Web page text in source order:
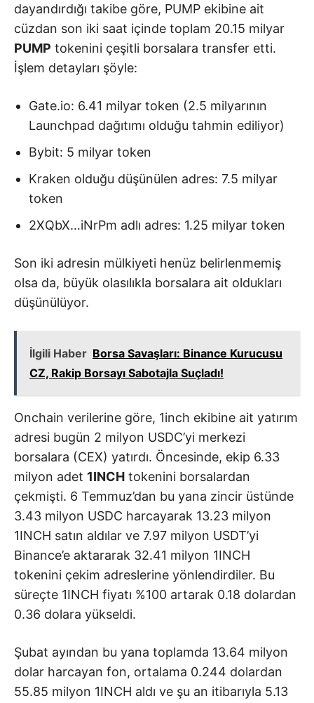
dayandırdığı takibe göre, PUMP ekibine ait
cüzdan son iki saat içinde toplam 20.15 milyar
PUMP tokenini çeşitli borsalara transfer etti.
İşlem detayları şöyle:
Gate.io: 6.41 milyar token (2.5 milyarının
Launchpad dağıtımı olduğu tahmin ediliyor)
Bybit: 5 milyar token
Kraken olduğu düşünülen adres: 7.5 milyar
token
2XQbX…iNrPm adlı adres: 1.25 milyar token
Son iki adresin mülkiyeti henüz belirlenmemiş
olsa da, büyük olasılıkla borsalara ait oldukları
düşünülüyor.
İlgili Haber Borsa Savaşları: Binance Kurucusu
CZ, Rakip Borsayı Sabotajla Suçladı!
Onchain verilerine göre, 1inch ekibine ait yatırım
adresi bugün 2 milyon USDC’yi merkezi
borsalara (CEX) yatırdı. Öncesinde, ekip 6.33
milyon adet 1INCH tokenini borsalardan
çekmişti. 6 Temmuz’dan bu yana zincir üstünde
3.43 milyon USDC harcayarak 13.23 milyon
1INCH satın aldılar ve 7.97 milyon USDT’yi
Binance’e aktararak 32.41 milyon 1INCH
tokenini çekim adreslerine yönlendirdiler. Bu
süreçte 1INCH fiyatı %100 artarak 0.18 dolardan
0.36 dolara yükseldi.
Şubat ayından bu yana toplamda 13.64 milyon
dolar harcayan fon, ortalama 0.244 dolardan
55.85 milyon 1INCH aldı ve şu an itibarıyla 5.13